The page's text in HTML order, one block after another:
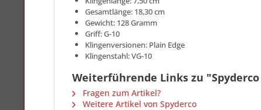
Gesamtlänge: 18,30 cm
Gewicht: 128 Gramm
Griff: G-10
Klingenversionen: Plain Edge
Klingenstahl: VG-10
Weiterführende Links zu
Fragen zum Artikel?
Weitere Artikel von Spyderco